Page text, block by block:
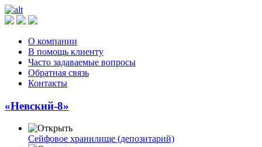
О компании
В помощь клиенту
Часто задаваемые вопросы
Обратная связь
Контакты
«Невский-8»
Сейфовое хранилище (депозитарий)